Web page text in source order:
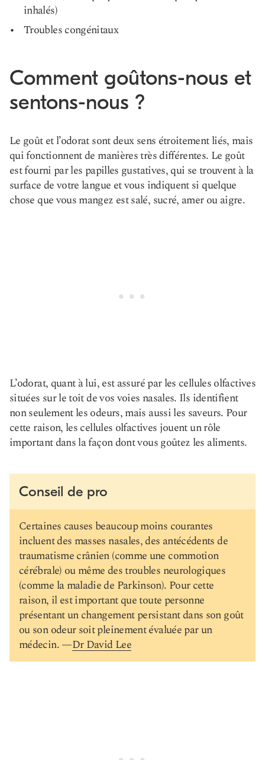
inhalés)
Troubles congénitaux
Comment goûtons-nous et
sentons-nous ?
Le goût et l’odorat sont deux sens étroitement liés, mais
qui fonctionnent de manières très différentes. Le goût
est fourni par les papilles gustatives, qui se trouvent à la
surface de votre langue et vous indiquent si quelque
chose que vous mangez est salé, sucré, amer ou aigre.
L’odorat, quant à lui, est assuré par les cellules olfactives
situées sur le toit de vos voies nasales. Ils identifient
non seulement les odeurs, mais aussi les saveurs. Pour
cette raison, les cellules olfactives jouent un rôle
important dans la façon dont vous goûtez les aliments.
Conseil de pro
Certaines causes beaucoup moins courantes
incluent des masses nasales, des antécédents de
traumatisme crânien (comme une commotion
cérébrale) ou même des troubles neurologiques
(comme la maladie de Parkinson). Pour cette
raison, il est important que toute personne
présentant un changement persistant dans son goût
ou son odeur soit pleinement évaluée par un
médecin. —Dr David Lee